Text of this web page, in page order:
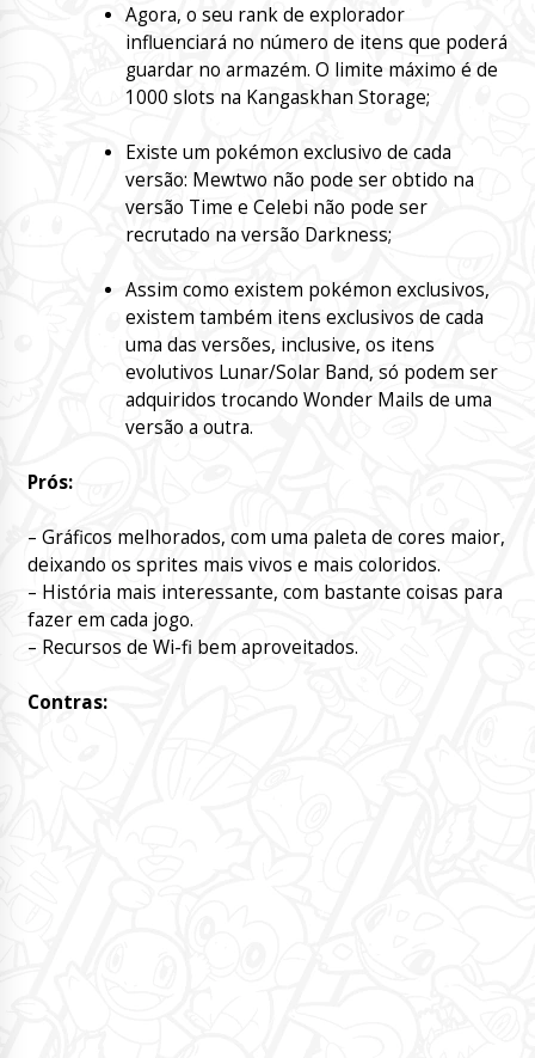
Agora, o seu rank de explorador
influenciará no número de itens que poderá
guardar no armazém. O limite máximo é de
1000 slots na Kangaskhan Storage;
Existe um pokémon exclusivo de cada
versão: Mewtwo não pode ser obtido na
versão Time e Celebi não pode ser
recrutado na versão Darkness;
Assim como existem pokémon exclusivos,
existem também itens exclusivos de cada
uma das versões, inclusive, os itens
evolutivos Lunar/Solar Band, só podem ser
adquiridos trocando Wonder Mails de uma
versão a outra.
Prós:
– Gráficos melhorados, com uma paleta de cores maior,
deixando os sprites mais vivos e mais coloridos.
– História mais interessante, com bastante coisas para
fazer em cada jogo.
– Recursos de Wi-fi bem aproveitados.
Contras: